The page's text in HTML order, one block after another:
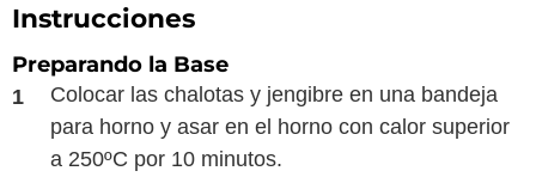
Instrucciones
Preparando la Base
Colocar las chalotas y jengibre en una bandeja
para horno y asar en el horno con calor superior
a 250ºC por 10 minutos.